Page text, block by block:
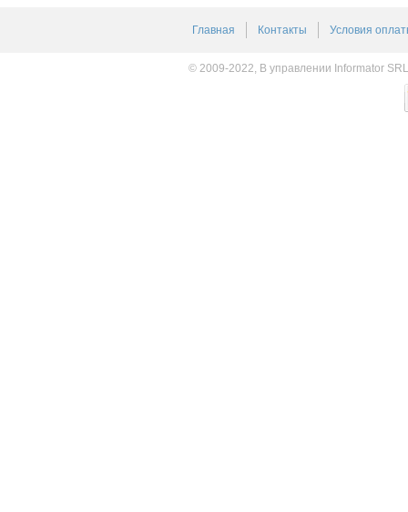
Главная Контакты Условия
© 2009-2022, В управлении Informator SRL